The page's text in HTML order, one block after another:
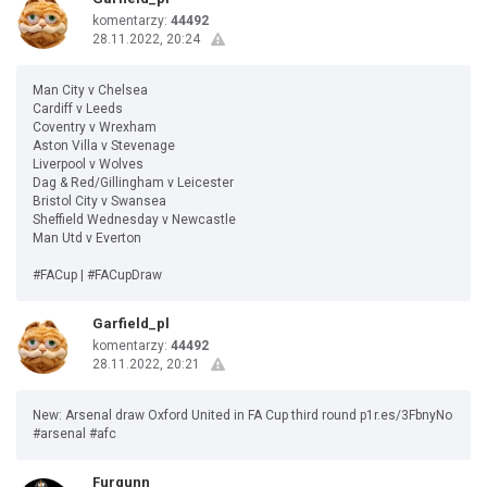
komentarzy: 44492
28.11.2022, 20:24
Man City v Chelsea
Cardiff v Leeds
Coventry v Wrexham
Aston Villa v Stevenage
Liverpool v Wolves
Dag & Red/Gillingham v Leicester
Bristol City v Swansea
Sheffield Wednesday v Newcastle
Man Utd v Everton
#FACup | #FACupDraw
Garfield_pl
komentarzy: 44492
28.11.2022, 20:21
New: Arsenal draw Oxford United in FA Cup third round p1r.es/3FbnyNo
#arsenal #afc
Furgunn